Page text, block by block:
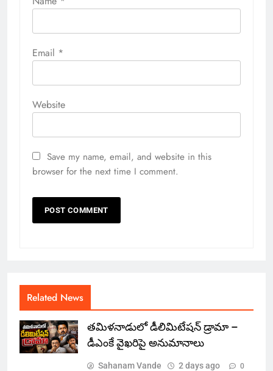
Email *
Website
Save my name, email, and website in this
browser for the next time I comment.
Related News
తమిళనాడులో డీలిమిటేషన్ డ్రామా –
డీఎంకే వైఖరిపై అనుమానాలు
Sahanam Vande 2 days ago 0